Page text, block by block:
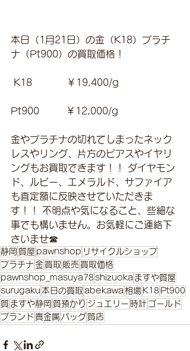
本日（1月21日）の金（K18）プラチ
ナ（Pt900）の買取価格！
K18　　　  ￥19,400/g
Pt900         ￥12,000/g
金やプラチナの切れてしまったネック
レスやリング、片方のピアスやイヤリ
ングもお買取できます！！ ダイヤモン
ド、ルビー、エメラルド、サファイア
も査定額に反映させていただきま
す！！ 不明点や気になること、些細な
事でも構いません。お気軽にご連絡下
さいませ☎
静岡 質屋 pawnshop リサイクルショップ
プラチナ 金 買取 販売 買取価格
pawnshop_masuya78shizuoka ますや質屋
surugaku 本日の買取 abekawa相場 K18 Pt900
質 ますや静岡 質預かり ジュエリー 時計 ゴールド
ブランド 貴金属 バッグ質店